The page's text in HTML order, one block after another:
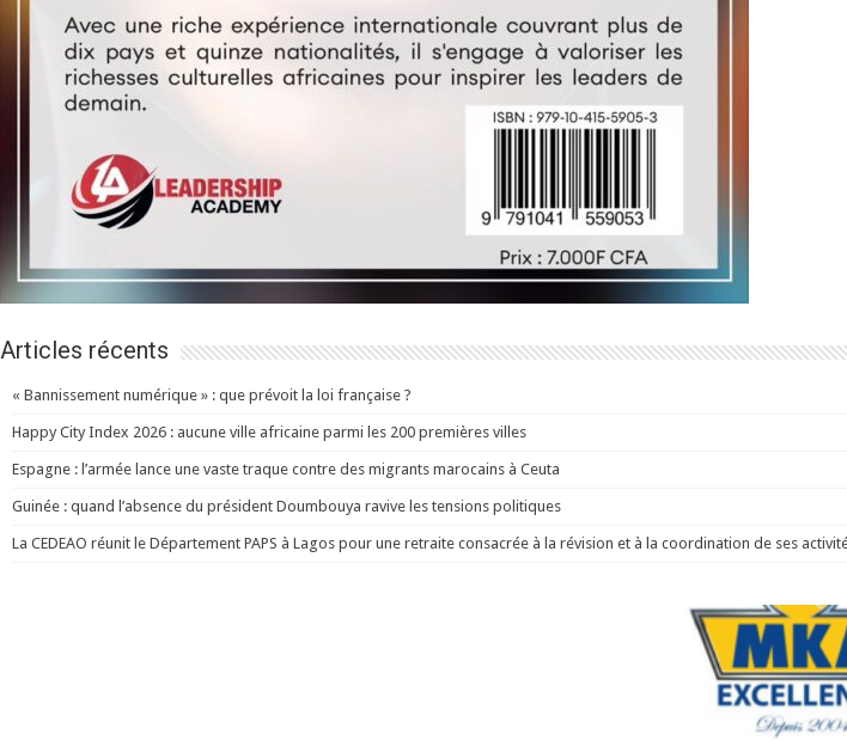
Articles récents
« Bannissement numérique » : que prévoit la loi française ?
Happy City Index 2026 : aucune ville africaine parmi les 200 premières villes
Espagne : l’armée lance une vaste traque contre des migrants marocains à Ceuta
Guinée : quand l’absence du président Doumbouya ravive les tensions politiques
La CEDEAO réunit le Département PAPS à Lagos pour une retraite consacrée à la révision et à la coordination de ses